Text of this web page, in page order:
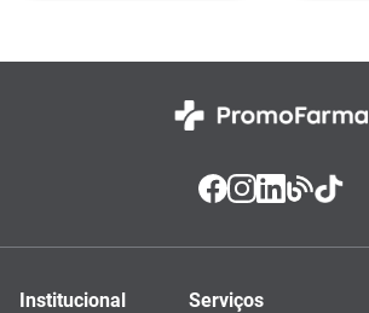
Institucional Serviços